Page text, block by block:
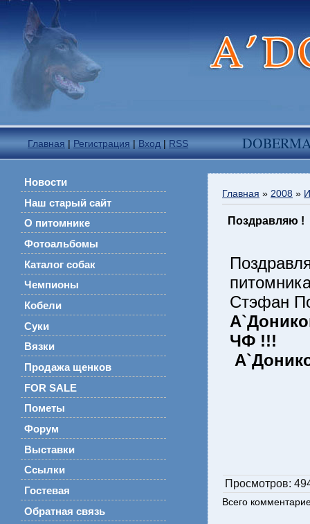
Главная | Регистрация | Вход | RSS
Новости
Наш старый сайт
О питомнике
Фотоальбомы
Каталог собак
Чемпионы
Кобели
Суки
Вязки
Продажа щенков
FOR SALE
Пометы
Форум
Выставки
Ссылки
Гостевая
Обратная связь
Главная » 2008 »
Поздравляю !
Стэфан
ЧФ !!!
Просмотров:
Всего